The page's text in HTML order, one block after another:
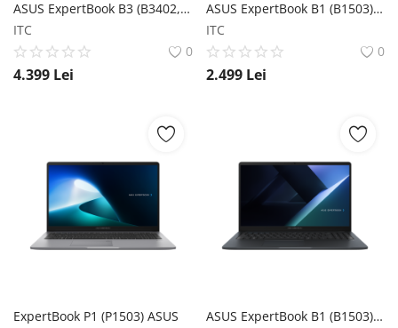
ASUS ExpertBook B3 (B3402, Series 1 intel) ASUS
ITC
0
4.399 Lei
ASUS ExpertBook B1 (B1503) ASUS
ITC
0
2.499 Lei
ExpertBook P1 (P1503) ASUS
ASUS ExpertBook B1 (B1503) ASUS